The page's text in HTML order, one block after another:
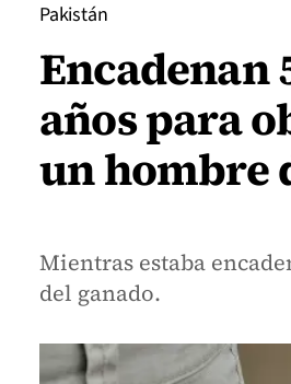
Pakistán
Encadenan
años para
un hombre
Mientras estaba
del ganado.